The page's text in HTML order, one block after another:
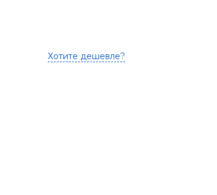
Хотите дешевле?